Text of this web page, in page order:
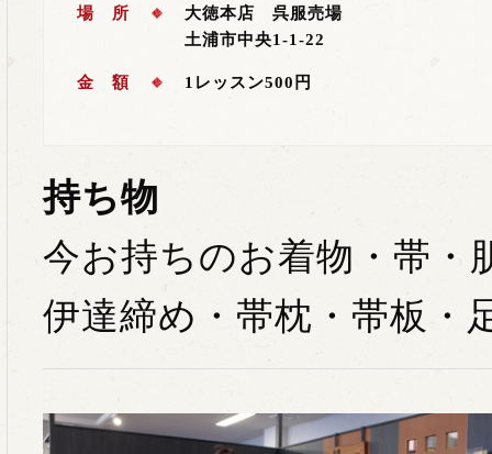
場 所
大徳本店 呉服売場
土浦市中央1-1-22
金 額 1レッスン500円
持ち物
今お持ちのお着物・帯・
伊達締め・帯枕・帯板・